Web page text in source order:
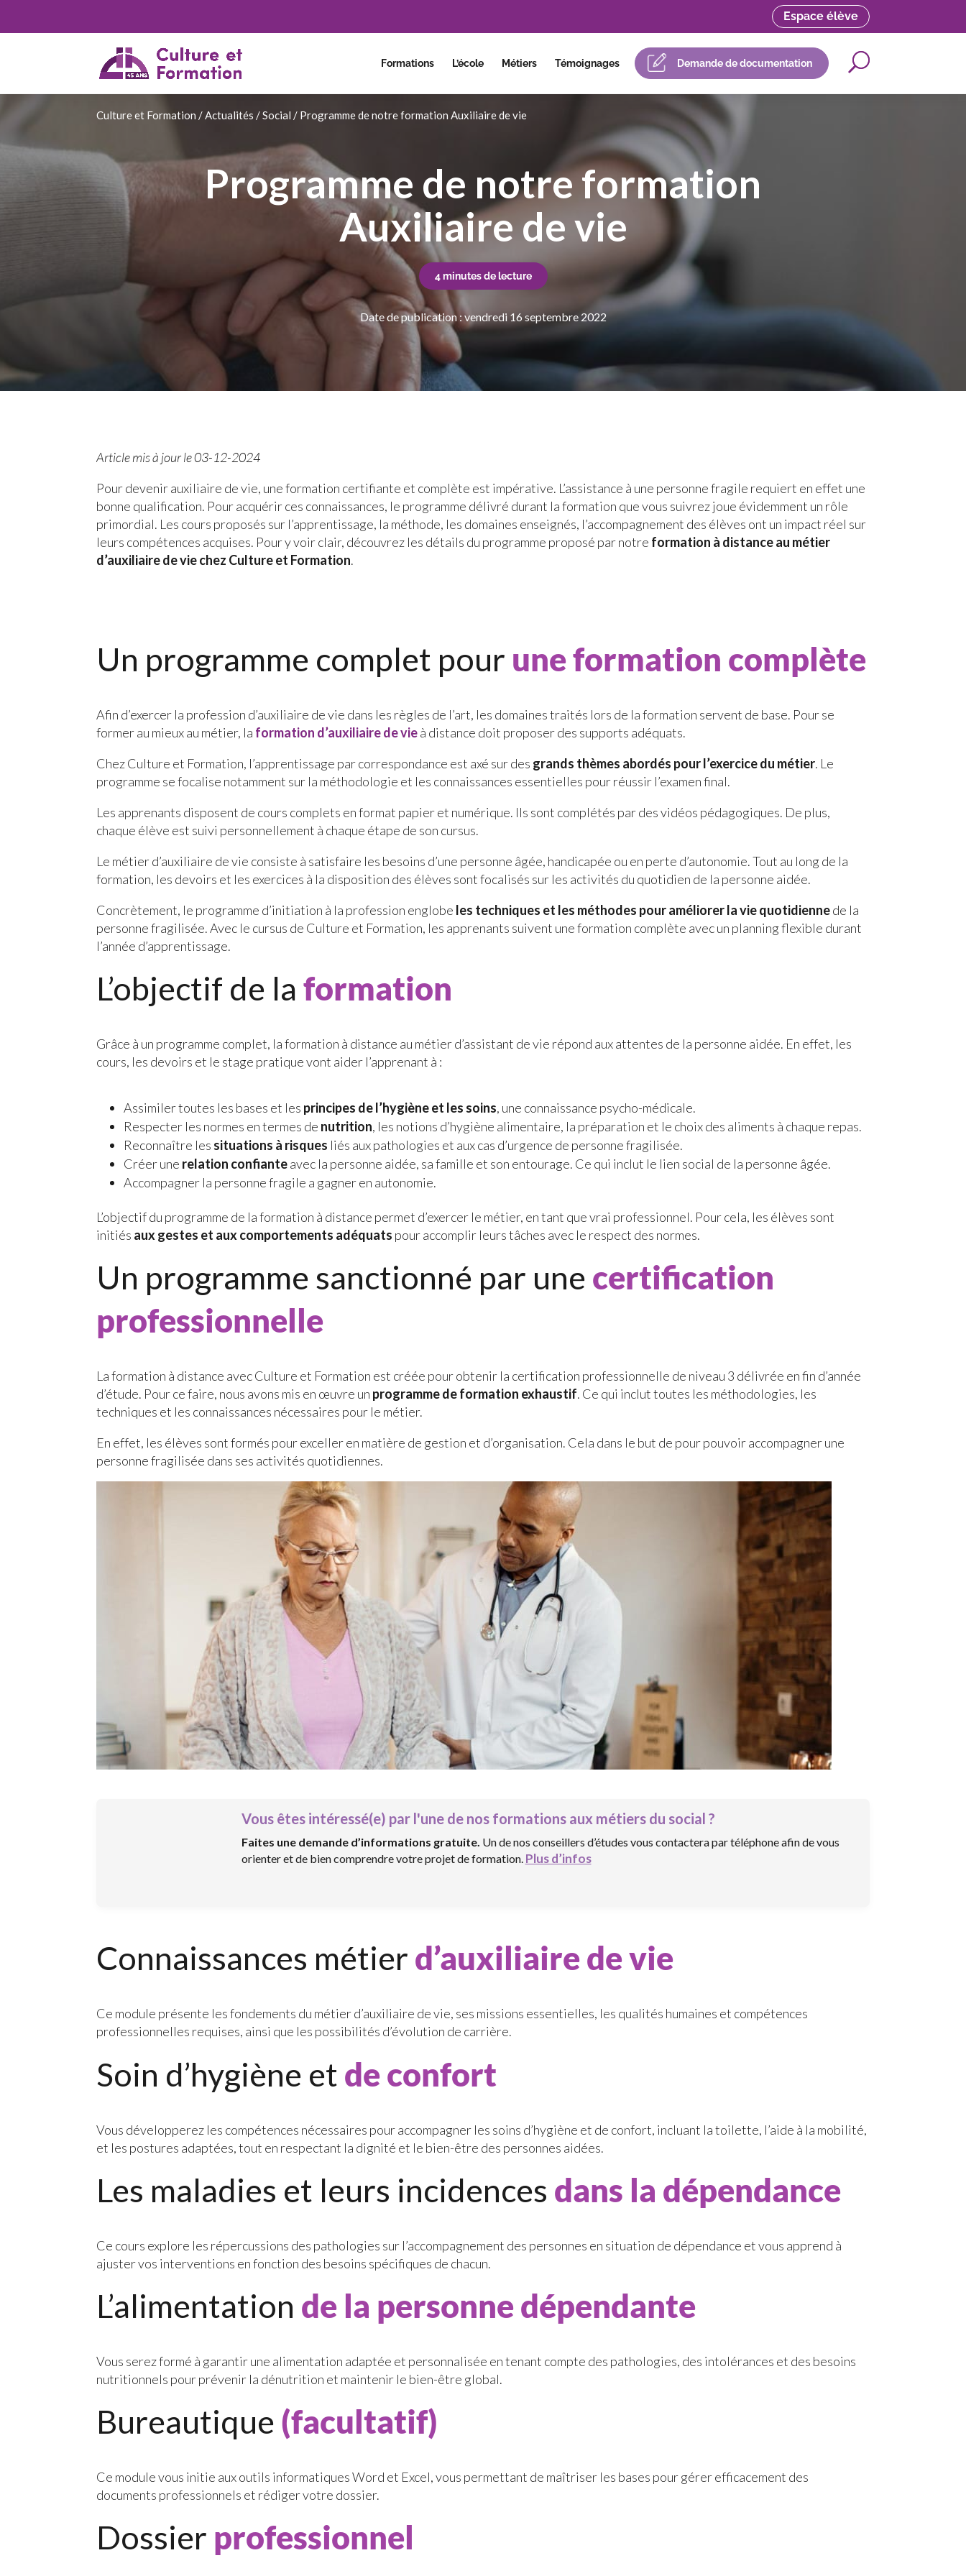
Espace élève
Formations L’école Métiers Témoignages Demande de documentation
Culture et Formation /Actualités /Social / Programme de notre formation Auxiliaire de vie
Programme de notre formation
Auxiliaire de vie
4 minutes de lecture
Date de publication : vendredi 16 septembre 2022
Article mis à jour le 03-12-2024
Pour devenir auxiliaire de vie, une formation certifiante et complète est impérative. L’assistance à une personne fragile requiert en effet une
bonne qualification. Pour acquérir ces connaissances, le programme délivré durant la formation que vous suivrez joue évidemment un rôle
primordial. Les cours proposés sur l’apprentissage, la méthode, les domaines enseignés, l’accompagnement des élèves ont un impact réel sur
leurs compétences acquises. Pour y voir clair, découvrez les détails du programme proposé par notre formation à distance au métier
d’auxiliaire de vie chez Culture et Formation.
Un programme complet pour une formation complète
Afin d’exercer la profession d’auxiliaire de vie dans les règles de l’art, les domaines traités lors de la formation servent de base. Pour se
former au mieux au métier, la formation d’auxiliaire de vieà distance doit proposer des supports adéquats.
Chez Culture et Formation, l’apprentissage par correspondance est axé sur des grands thèmes abordés pour l’exercice du métier. Le
programme se focalise notamment sur la méthodologie et les connaissances essentielles pour réussir l’examen final.
Les apprenants disposent de cours complets en format papier et numérique. Ils sont complétés par des vidéos pédagogiques. De plus,
chaque élève est suivi personnellement à chaque étape de son cursus.
Le métier d’auxiliaire de vie consiste à satisfaire les besoins d’une personne âgée, handicapée ou en perte d’autonomie. Tout au long de la
formation, les devoirs et les exercices à la disposition des élèves sont focalisés sur les activités du quotidien de la personne aidée.
Concrètement, le programme d’initiation à la profession englobe les techniques et les méthodes pour améliorer la vie quotidiennede la
personne fragilisée. Avec le cursus de Culture et Formation, les apprenants suivent une formation complète avec un planning flexible durant
l’année d’apprentissage.
L’objectif de laformation
Grâce à un programme complet, la formation à distance au métier d’assistant de vie répond aux attentes de la personne aidée. En effet, les
cours, les devoirs et le stage pratique vont aider l’apprenant à :
Assimiler toutes les bases et les principes de l’hygiène et les soins, une connaissance psycho-médicale.
Respecter les normes en termes de nutrition, les notions d’hygiène alimentaire, la préparation et le choix des aliments à chaque repas.
Reconnaître les situations à risques liés aux pathologies et aux cas d’urgence de personne fragilisée.
Créer une relation confianteavec la personne aidée, sa famille et son entourage. Ce qui inclut le lien social de la personne âgée.
Accompagner la personne fragile a gagner en autonomie.
L’objectif du programme de la formation à distance permet d’exercer le métier, en tant que vrai professionnel. Pour cela, les élèves sont
initiés aux gestes et aux comportements adéquats pour accomplir leurs tâches avec le respect des normes.
Un programme sanctionné par une certification
professionnelle
La formation à distance avec Culture et Formation est créée pour obtenir la certification professionnelle de niveau 3 délivrée en fin d’année
d’étude. Pour ce faire, nous avons mis en œuvre un programme de formation exhaustif. Ce qui inclut toutes les méthodologies, les
techniques et les connaissances nécessaires pour le métier.
En effet, les élèves sont formés pour exceller en matière de gestion et d’organisation. Cela dans le but de pour pouvoir accompagner une
personne fragilisée dans ses activités quotidiennes.
Vous êtes intéressé(e) par l'une de nos formations aux métiers du social ?
Faites une demande d’informations gratuite. Un de nos conseillers d’études vous contactera par téléphone afin de vous
orienter et de bien comprendre votre projet de formation. Plus d’infos
Connaissances métier d’auxiliaire de vie
Ce module présente les fondements du métier d’auxiliaire de vie, ses missions essentielles, les qualités humaines et compétences
professionnelles requises, ainsi que les possibilités d’évolution de carrière.
Soin d’hygiène et de confort
Vous développerez les compétences nécessaires pour accompagner les soins d’hygiène et de confort, incluant la toilette, l’aide à la mobilité,
et les postures adaptées, tout en respectant la dignité et le bien-être des personnes aidées.
Les maladies et leurs incidences dans la dépendance
Ce cours explore les répercussions des pathologies sur l’accompagnement des personnes en situation de dépendance et vous apprend à
ajuster vos interventions en fonction des besoins spécifiques de chacun.
L’alimentation de la personne dépendante
Vous serez formé à garantir une alimentation adaptée et personnalisée en tenant compte des pathologies, des intolérances et des besoins
nutritionnels pour prévenir la dénutrition et maintenir le bien-être global.
Bureautique (facultatif)
Ce module vous initie aux outils informatiques Word et Excel, vous permettant de maîtriser les bases pour gérer efficacement des
documents professionnels et rédiger votre dossier.
Dossier professionnel